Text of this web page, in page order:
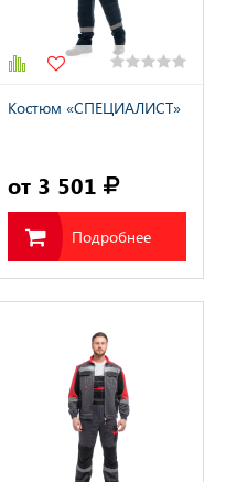
Костюм «СПЕЦИАЛИСТ»
от 3 501
Подробнее